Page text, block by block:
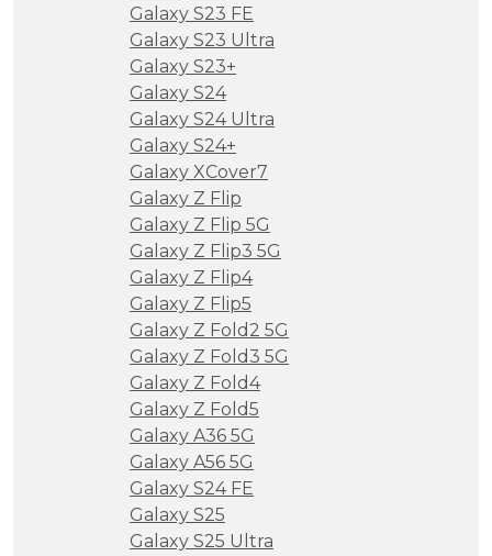
Galaxy S23 FE
Galaxy S23 Ultra
Galaxy S23+
Galaxy S24
Galaxy S24 Ultra
Galaxy S24+
Galaxy XCover7
Galaxy Z Flip
Galaxy Z Flip 5G
Galaxy Z Flip3 5G
Galaxy Z Flip4
Galaxy Z Flip5
Galaxy Z Fold2 5G
Galaxy Z Fold3 5G
Galaxy Z Fold4
Galaxy Z Fold5
Galaxy A36 5G
Galaxy A56 5G
Galaxy S24 FE
Galaxy S25
Galaxy S25 Ultra